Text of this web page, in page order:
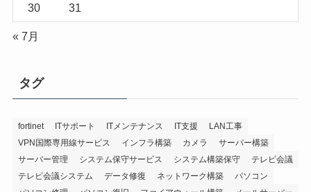
30 31
« 7月
タグ
fortinet ITサポート ITメンテナンス IT支援
LAN工事
VPN国際専用線サービス
インフラ構築 カメラ
サーバー構築
サーバー管理
システム保守サービス システム構築保守
テレビ会議
テレビ会議システム
データ修復 ネットワーク構築
パソコン